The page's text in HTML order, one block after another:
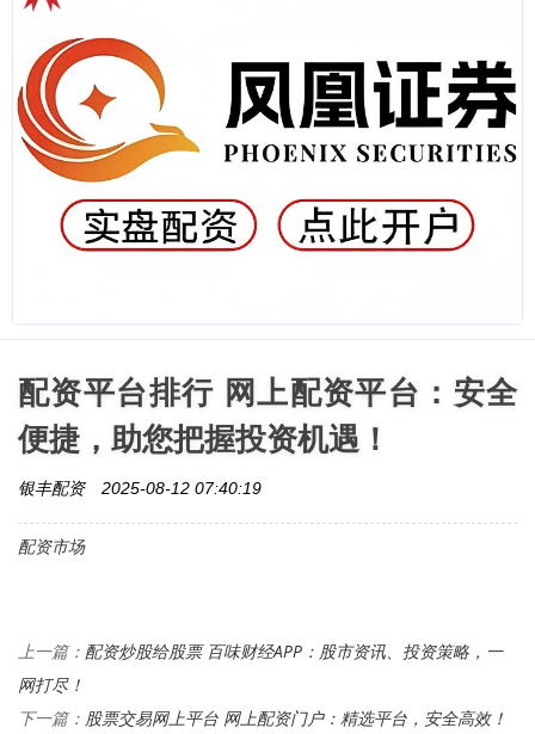
配资平台排行 网上配资平台：安全
便捷，助您把握投资机遇！
银丰配资 2025-08-12 07:40:19
配资市场
上一篇： 配资炒股给股票 百味财经APP：股市资讯、投资策略，一
网打尽！
下一篇： 股票交易网上平台 网上配资门户：精选平台，安全高效！